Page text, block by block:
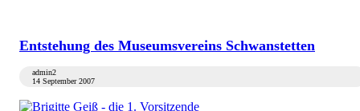
Entstehung des Museumsvereins Schwanstetten
admin2
14 September 2007